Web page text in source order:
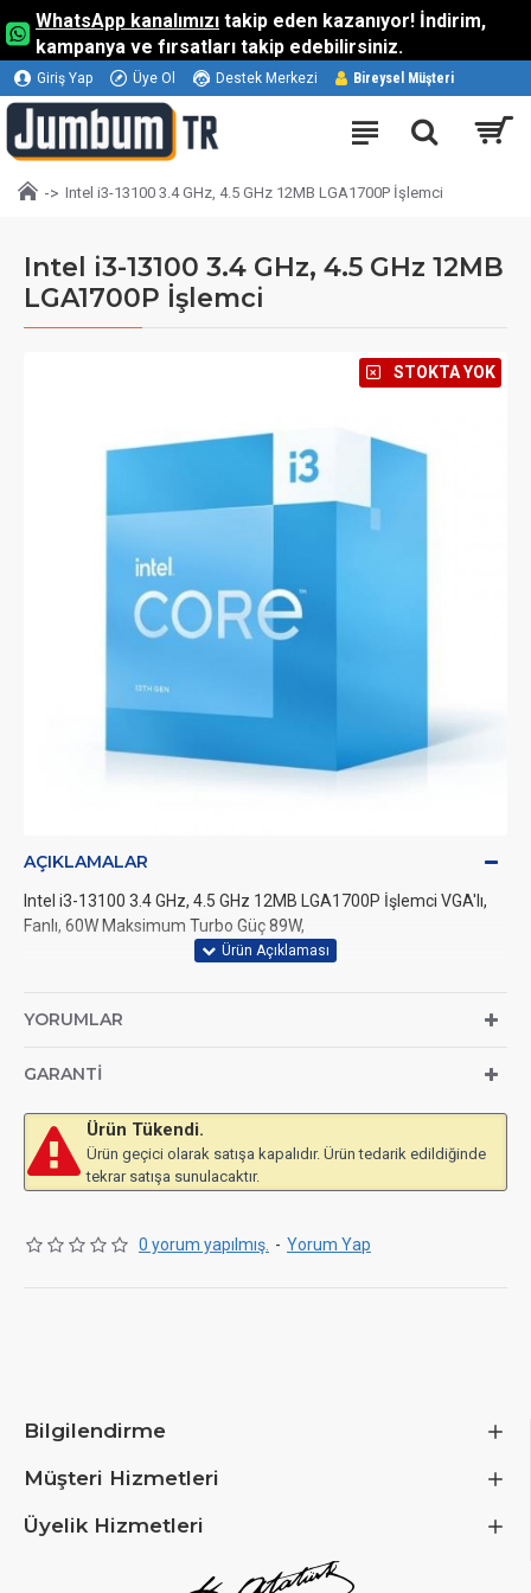
WhatsApp kanalımızı takip eden kazanıyor! İndirim,
kampanya ve fırsatları takip edebilirsiniz.
Giriş Yap Üye Ol Destek Merkezi Bireysel Müşteri
Intel i3-13100 3.4 GHz, 4.5 GHz 12MB LGA1700P İşlemci
Intel i3-13100 3.4 GHz, 4.5 GHz 12MB
LGA1700P İşlemci
⠀STOKTA YOK
Ürün Tükendi.
Ürün geçici olarak satışa kapalıdır. Ürün tedarik edildiğinde
tekrar satışa sunulacaktır.
AÇIKLAMALAR
Intel i3-13100 3.4 GHz, 4.5 GHz 12MB LGA1700P İşlemci VGA'lı,
Fanlı, 60W Maksimum Turbo Güç 89W,
YORUMLAR
GARANTI
0 yorum yapılmış. - Yorum Yap
Bilgilendirme
Müşteri Hizmetleri
Üyelik Hizmetleri